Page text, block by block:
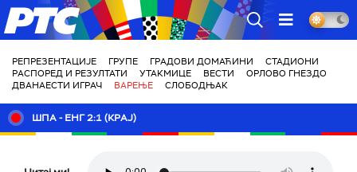
РТС
РЕПРЕЗЕНТАЦИЈЕ ГРУПЕ ГРАДОВИ ДОМАЋИНИ
СТАДИОНИ
РАСПОРЕД И РЕЗУЛТАТИ
УТАКМИЦЕ ВЕСТИ
ОРЛОВО ГНЕЗДО
ДВАНАЕСТИ ИГРАЧ
ВАРЕЊЕ СЛОБОДЊАК
ШПА - ЕНГ 2:1 (КРАЈ)